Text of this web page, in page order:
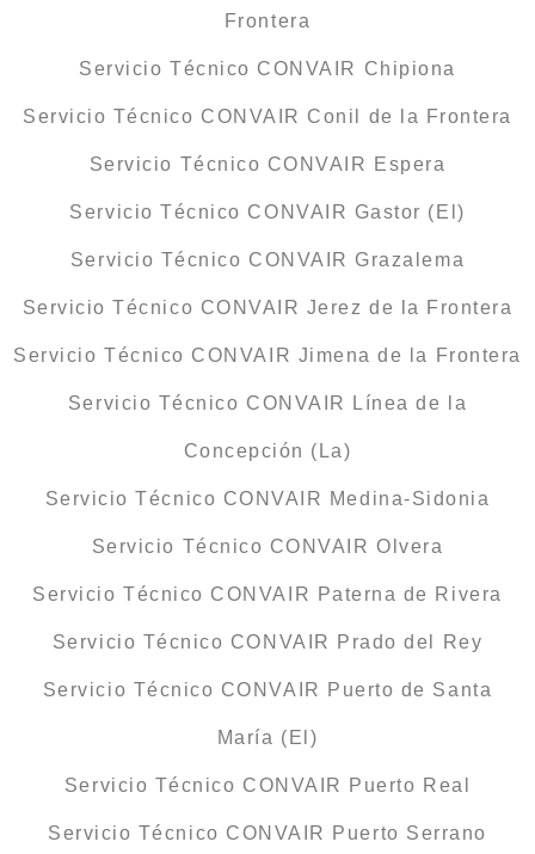
Frontera
Servicio Técnico CONVAIR Chipiona
Servicio Técnico CONVAIR Conil de la Frontera
Servicio Técnico CONVAIR Espera
Servicio Técnico CONVAIR Gastor (El)
Servicio Técnico CONVAIR Grazalema
Servicio Técnico CONVAIR Jerez de la Frontera
Servicio Técnico CONVAIR Jimena de la Frontera
Servicio Técnico CONVAIR Línea de la
Concepción (La)
Servicio Técnico CONVAIR Medina-Sidonia
Servicio Técnico CONVAIR Olvera
Servicio Técnico CONVAIR Paterna de Rivera
Servicio Técnico CONVAIR Prado del Rey
Servicio Técnico CONVAIR Puerto de Santa
María (El)
Servicio Técnico CONVAIR Puerto Real
Servicio Técnico CONVAIR Puerto Serrano